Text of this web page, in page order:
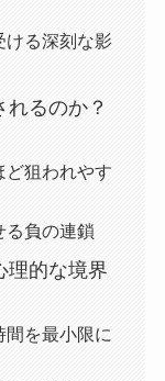
ける深刻な影
るのか？
ど狙われやす
る負の連鎖
理的な境界
を最小限に